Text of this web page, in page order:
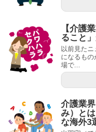
【介護
ること
以前見た
になるも
場で...
介護業
み）と
な海外3